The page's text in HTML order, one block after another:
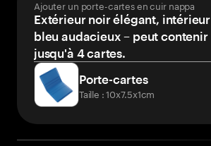
Ajouter un porte-cartes en cuir nappa
Extérieur noir élégant, intérieur
bleu audacieux – peut contenir
jusqu'à 4 cartes.
Porte-cartes
Taille : 10x7.5x1cm